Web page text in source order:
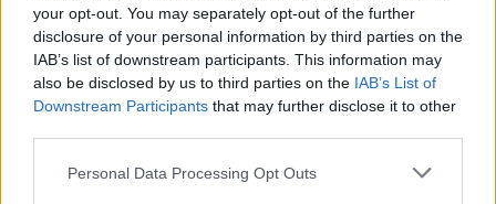
your opt-out. You may separately opt-out of the further
disclosure of your personal information by third parties on the
IAB’s list of downstream participants. This information may
also be disclosed by us to third parties on the IAB’s List of
Downstream Participants that may further disclose it to other
Personal Data Processing Opt Outs
Sismo de magnitude 3,5 sentido em Ourique, Almodôvar e
madrugada nos...